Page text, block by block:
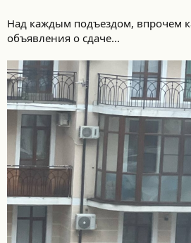
Над каждым подъездом, впрочем
объявления о сдаче...